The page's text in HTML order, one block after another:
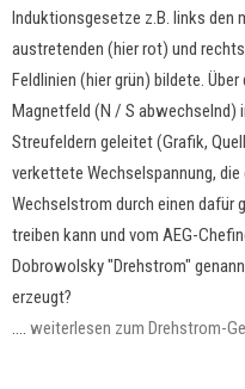
Induktionsgesetze z.B. links den
austretenden (hier rot) und
Feldlinien (hier grün) bildete.
Magnetfeld (N / S abwechselnd)
Streufeldern geleitet (Grafik,
verkettete Wechselspannung,
Wechselstrom durch einen dafür
treiben kann und vom AEG-
Dobrowolsky "Drehstrom"
erzeugt?
.... weiterlesen zum Drehstrom-